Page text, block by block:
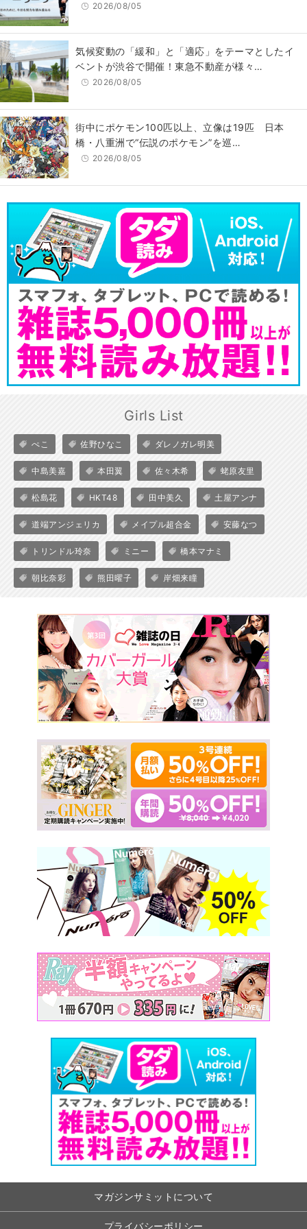
2026/08/05
気候変動の「緩和」と「適応」をテーマとしたイ
ベントが渋谷で開催！東急不動産が様々…
2026/08/05
街中にポケモン100匹以上、立像は19匹 日本
橋・八重洲で“伝説のポケモン”を巡…
2026/08/05
Girls List
ぺこ 佐野ひなこ ダレノガレ明美
中島美嘉 本田翼 佐々木希 蛯原友里
松島花 HKT48 田中美久 土屋アンナ
道端アンジェリカ メイプル超合金 安藤なつ
トリンドル玲奈 ミニー 橋本マナミ
朝比奈彩 熊田曜子 岸畑来瞳
マガジンサミットについて
プライバシーポリシー